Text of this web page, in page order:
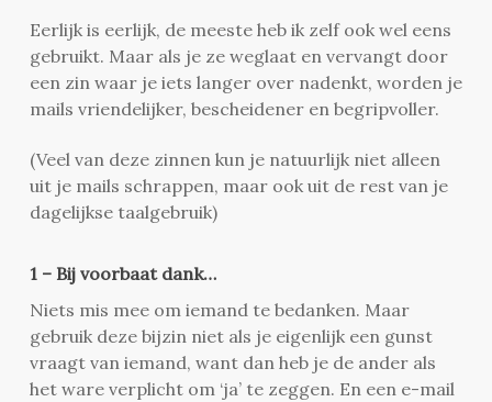
Eerlijk is eerlijk, de meeste heb ik zelf ook wel eens
gebruikt. Maar als je ze weglaat en vervangt door
een zin waar je iets langer over nadenkt, worden je
mails vriendelijker, bescheidener en begripvoller.
(Veel van deze zinnen kun je natuurlijk niet alleen
uit je mails schrappen, maar ook uit de rest van je
dagelijkse taalgebruik)
1 – Bij voorbaat dank…
Niets mis mee om iemand te bedanken. Maar
gebruik deze bijzin niet als je eigenlijk een gunst
vraagt van iemand, want dan heb je de ander als
het ware verplicht om ‘ja’ te zeggen. En een e-mail